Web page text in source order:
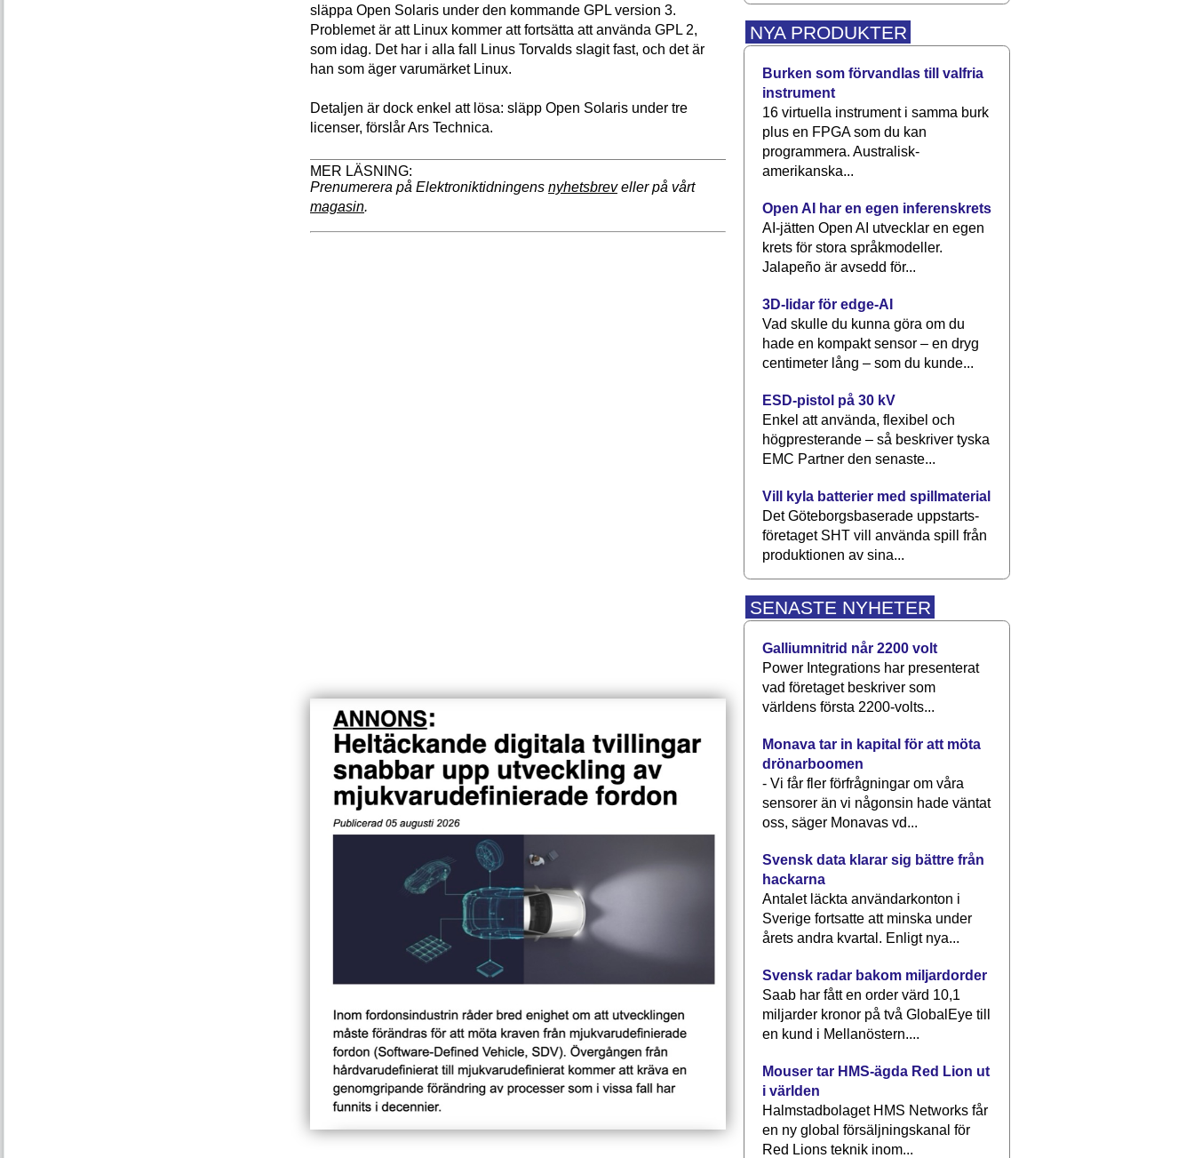
släppa Open Solaris under den kommande GPL version 3.
Problemet är att Linux kommer att fortsätta att använda GPL 2,
som idag. Det har i alla fall Linus Torvalds slagit fast, och det är
han som äger varumärket Linux.
Detaljen är dock enkel att lösa: släpp Open Solaris under tre
licenser, förslår Ars Technica.
Prenumerera på Elektroniktidningens nyhetsbreveller på vårt
magasin.
NYA PRODUKTER
Burken som förvandlas till valfria
instrument
16 virtuella instrument i samma burk
plus en FPGA som du kan
programmera. Australisk-
amerikanska...
Open AI har en egen inferenskrets
AI-jätten Open AI utvecklar en egen
krets för stora språkmodeller.
Jalapeño är avsedd för...
3D-lidar för edge-AI
Vad skulle du kunna göra om du
hade en kompakt sensor – en dryg
centimeter lång – som du kunde...
ESD-pistol på 30 kV
Enkel att använda, flexibel och
högpresterande – så beskriver tyska
EMC Partner den senaste...
Vill kyla batterier med spillmaterial
Det Göteborgsbaserade upp­starts­
företaget SHT vill använda spill från
produktionen av sina...
SENASTE NYHETER
Galliumnitrid når 2200 volt
Power Integrations har presenterat
vad företaget beskriver som
världens första 2200-volts...
Monava tar in kapital för att möta
drönarboomen
- Vi får fler förfrågningar om våra
sensorer än vi någonsin hade väntat
oss, säger Monavas vd...
Svensk data klarar sig bättre från
hackarna
Antalet läckta användarkonton i
Sverige fortsatte att minska under
årets andra kvartal. Enligt nya...
Svensk radar bakom miljardorder
Saab har fått en order värd 10,1
miljarder kronor på två GlobalEye till
en kund i Mellanöstern....
Mouser tar HMS-ägda Red Lion ut
i världen
Halmstadbolaget HMS Networks får
en ny global försäljningskanal för
Red Lions teknik inom...